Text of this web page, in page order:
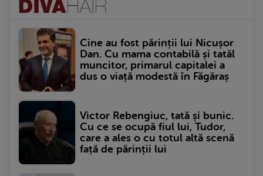
Cine au fost părinții lui Nicușor
Dan. Cu mama contabilă și tatăl
muncitor, primarul capitalei a
dus o viață modestă în Făgăraș
Victor Rebengiuc, tată și bunic.
Cu ce se ocupă fiul lui, Tudor,
care a ales o cu totul altă scenă
față de părinții lui